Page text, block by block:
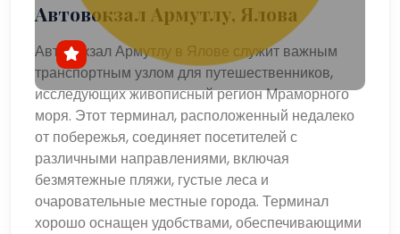
Автовокзал Армутлу, Ялова
Автовокзал Армутлу в Ялове служит важным
транспортным узлом для путешественников,
исследующих живописный регион Мраморного
моря. Этот терминал, расположенный недалеко
от побережья, соединяет посетителей с
различными направлениями, включая
безмятежные пляжи, густые леса и
очаровательные местные города. Терминал
хорошо оснащен удобствами, обеспечивающими